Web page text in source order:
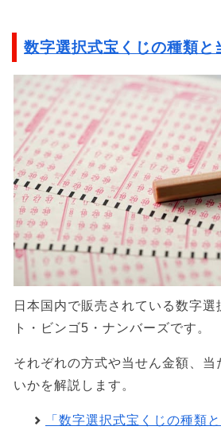
数字選択式宝くじの種類と
日本国内で販売されている数字選
ト・ビンゴ5・ナンバーズです。
それぞれの方式や当せん金額、当
いかを解説します。
「数字選択式宝くじの種類